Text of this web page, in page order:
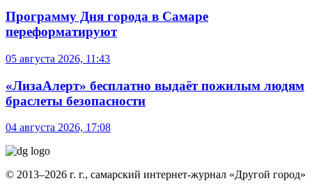
Программу Дня города в Самаре
переформатируют
05 августа 2026, 11:43
«ЛизаАлерт» бесплатно выдаёт пожилым людям
браслеты безопасности
04 августа 2026, 17:08
© 2013–2026 г. г., самарский интернет-журнал «Другой город»